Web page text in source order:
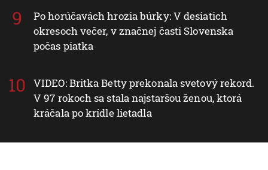
Po horúčavách hrozia búrky: V desiatich
okresoch večer, v značnej časti Slovenska
počas piatka
VIDEO: Britka Betty prekonala svetový rekord.
V 97 rokoch sa stala najstaršou ženou, ktorá
kráčala po krídle lietadla